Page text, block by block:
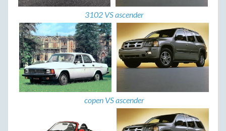
3102 VS ascender
copen VS ascender